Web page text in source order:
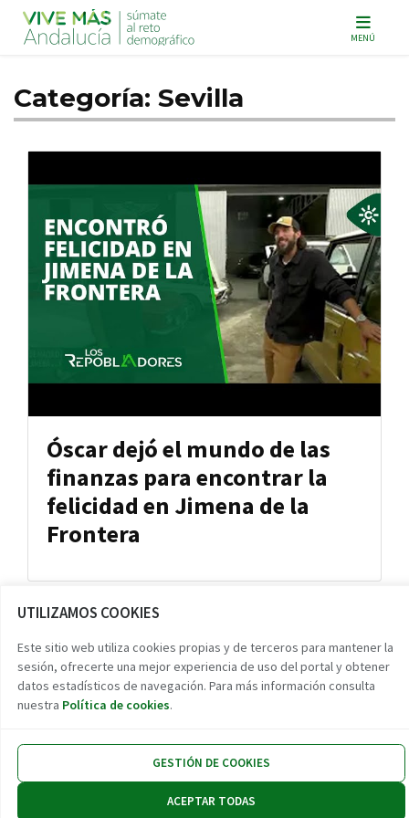
UTILIZAMOS COOKIES
Este sitio web utiliza cookies propias y de terceros para mantener la
sesión, ofrecerte una mejor experiencia de uso del portal y obtener
datos estadísticos de navegación. Para más información consulta
nuestra Política de cookies.
GESTIÓN DE COOKIES
ACEPTAR TODAS
Navegación principal MENÚ
Categoría: Sevilla
Óscar dejó el mundo de las
finanzas para encontrar la
felicidad en Jimena de la
Frontera
Reto demográfico
Encuentra tu pueblo
Twitter